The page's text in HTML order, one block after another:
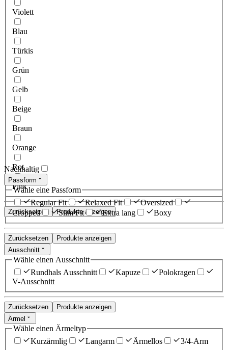
Violett
Blau
Türkis
Grün
Gelb
Beige
Braun
Orange
Rot
Pink
Zurücksetzen Produkte anzeigen
Nachhaltig
Passform
Wähle eine Passform
Regular Fit
Relaxed Fit
Oversized
Cropped
Slim Fit Extra lang Boxy
Zurücksetzen
Produkte anzeigen
Ausschnitt
Wähle einen Ausschnitt
Rundhals Ausschnitt
Kapuze
Polokragen
V-Ausschnitt
Zurücksetzen
Produkte anzeigen
Ärmel
Wähle einen Ärmeltyp
Kurzärmlig
Langarm Ärmellos 3/4-Arm